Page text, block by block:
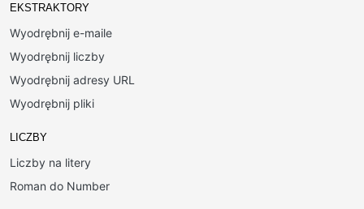
EKSTRAKTORY
Wyodrębnij e-maile
Wyodrębnij liczby
Wyodrębnij adresy URL
Wyodrębnij pliki
LICZBY
Liczby na litery
Roman do Number